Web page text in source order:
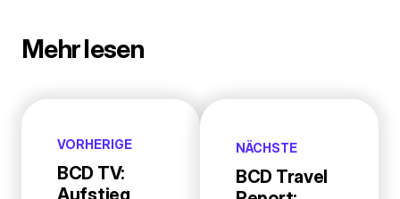
Mehr lesen
VORHERIGE
BCD TV:
NÄCHSTE
BCD Travel